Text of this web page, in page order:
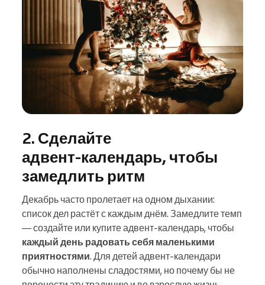
2. Сделайте
адвент‑календарь, чтобы
замедлить ритм
Декабрь часто пролетает на одном дыхании:
список дел растёт с каждым днём. Замедлите темп
— создайте или купите адвент‑календарь, чтобы
каждый день радовать себя маленькими
приятностями. Для детей адвент‑календари
обычно наполнены сладостями, но почему бы не